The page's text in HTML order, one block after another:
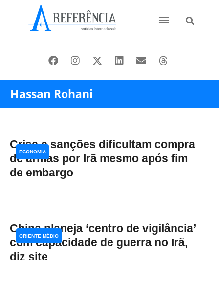
Hassan Rohani
Crise e sanções dificultam compra
de armas por Irã mesmo após fim
de embargo
ECONOMIA
China planeja ‘centro de vigilância’
com capacidade de guerra no Irã,
diz site
ORIENTE MÉDIO